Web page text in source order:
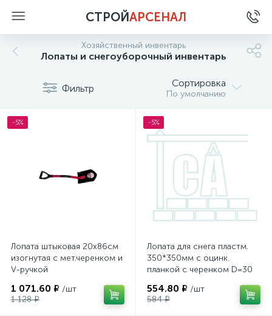
СТРОЙАРСЕНАЛ
Хозяйственный инвентарь
Лопаты и снегоуборочный инвентарь
Фильтр Сортировка
По умолчанию
-5%
Лопата штыковая 20х86см
изогнутая с мет.черенком и
V-ручкой
1 071.60 ₽ /шт
1 128 ₽
-5%
Лопата для снега пластм.
350*350мм с оцинк.
планкой с черенком D=30
554.80 ₽ /шт
584 ₽